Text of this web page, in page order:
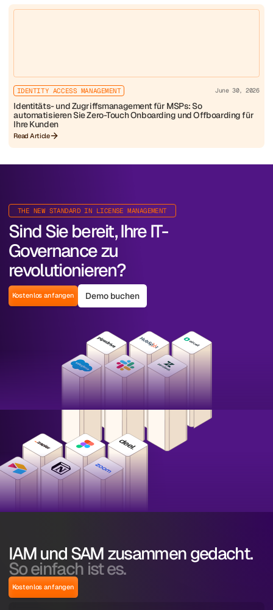
IDENTITY ACCESS MANAGEMENT June 30, 2026
Identitäts- und Zugriffsmanagement für MSPs: So
automatisieren Sie Zero-Touch Onboarding und Offboarding für
Ihre Kunden
Read Article
THE NEW STANDARD IN LICENSE MANAGEMENT
Sind Sie bereit, Ihre IT-
Governance zu
revolutionieren?
Kostenlos anfangen Demo buchen
IAM und SAM zusammen gedacht.
So einfach ist es.
Kostenlos anfangen